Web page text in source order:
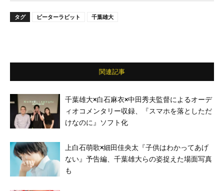
タグ ピーターラビット 千葉雄大
関連記事
千葉雄大×⽩⽯⿇⾐×中⽥秀夫監督によるオーデ
ィオコメンタリー収録、『スマホを落としただ
けなのに』ソフト化
上白石萌歌×細田佳央太『子供はわかってあげ
ない』予告編、千葉雄大らの姿捉えた場面写真
も